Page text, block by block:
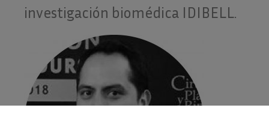
investigación biomédica IDIBELL.